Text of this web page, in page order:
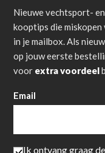
Nieuwe vechtsport-
kooptips die
in je mailbox. Als
op jouw eerste
voor extra voordeel
Email
Ik ontvang graag